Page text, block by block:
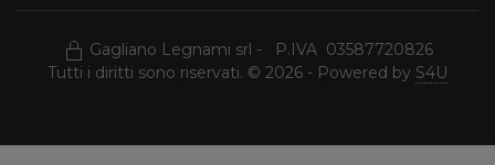
Gagliano Legnami srl - P.IVA 03587720826
Tutti i diritti sono riservati. © 2026 - Powered by S4U